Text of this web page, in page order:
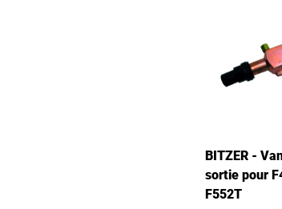
BITZER -
sortie pour
F552T